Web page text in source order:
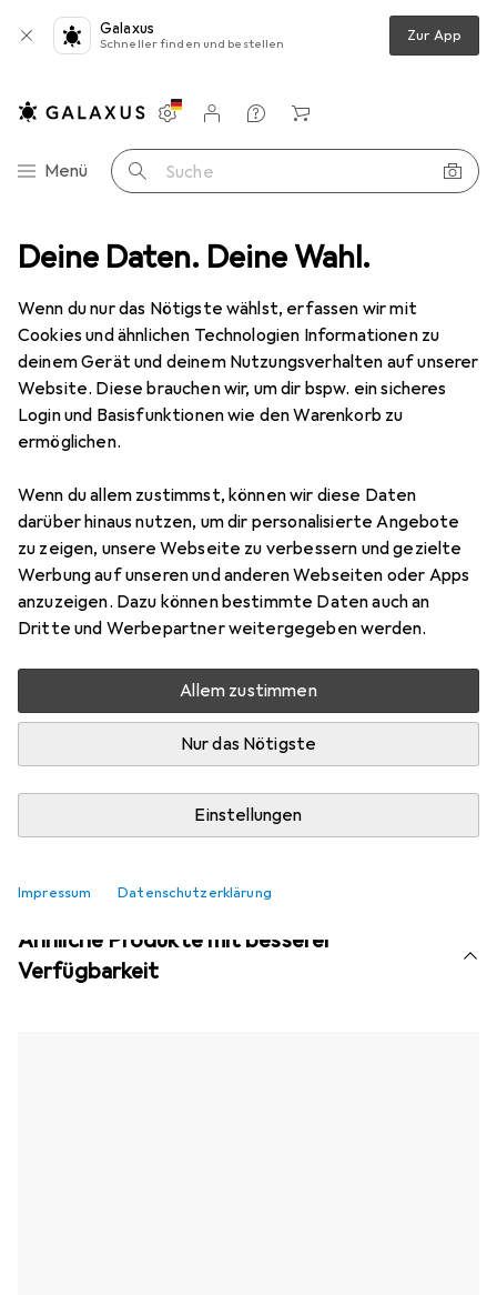
Deine Daten. Deine Wahl.
Wenn du nur das Nötigste wählst, erfassen wir mit
Cookies und ähnlichen Technologien Informationen zu
deinem Gerät und deinem Nutzungsverhalten auf unserer
Website. Diese brauchen wir, um dir bspw. ein sicheres
Login und Basisfunktionen wie den Warenkorb zu
ermöglichen.
Wenn du allem zustimmst, können wir diese Daten
darüber hinaus nutzen, um dir personalisierte Angebote
zu zeigen, unsere Webseite zu verbessern und gezielte
Werbung auf unseren und anderen Webseiten oder Apps
anzuzeigen. Dazu können bestimmte Daten auch an
Dritte und Werbepartner weitergegeben werden.
Allem zustimmen
Nur das Nötigste
Einstellungen
Impressum Datenschutzerklärung
Galaxus
Schneller finden und bestellen Zur App
Navigation nach Kategorien
Menü Suche
Einstellungen
Kundenkonto
Vergleichslisten
Merklisten
Warenkorb
Audio Splitter 2-Port max. 1920x1200 oder 1080p inkl. Netzteil
13 Bilder
DigitusDVI Video/Audio Splitter 2-
Port max. 1920x1200 oder 1080p inkl.
Netzteil
Bewertungen
Aktuell nicht lieferbar
Vergleichen
Kostenloser Versand ab 30,–
Ähnliche Produkte mit besserer
Verfügbarkeit